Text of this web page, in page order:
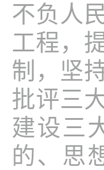
不负人
工程，
制，坚
批评三
建设三
的、思